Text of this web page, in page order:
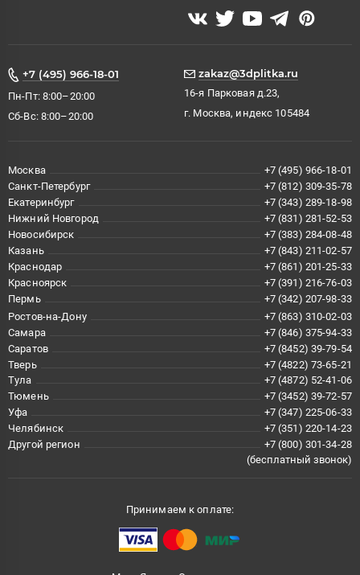
+7 (495) 966-18-01
Пн-Пт: 8:00–20:00
Сб-Вс: 8:00–20:00
zakaz@3dplitka.ru
16-я Парковая д.23,
г. Москва, индекс 105484
Москва
+7 (495) 966-18-01
Санкт-Петербург
+7 (812) 309-35-78
Екатеринбург
+7 (343) 289-18-98
Нижний Новгород
+7 (831) 281-52-53
Новосибирск
+7 (383) 284-08-48
Казань
+7 (843) 211-02-57
Краснодар
+7 (861) 201-25-33
Красноярск
+7 (391) 216-76-03
Пермь
+7 (342) 207-98-33
Ростов-на-Дону
+7 (863) 310-02-03
Самара
+7 (846) 375-94-33
Саратов
+7 (8452) 39-79-54
Тверь
+7 (4822) 73-65-21
Тула
+7 (4872) 52-41-06
Тюмень
+7 (3452) 39-72-57
Уфа
+7 (347) 225-06-33
Челябинск
+7 (351) 220-14-23
Другой регион
+7 (800) 301-34-28
(бесплатный звонок)
Принимаем к оплате: